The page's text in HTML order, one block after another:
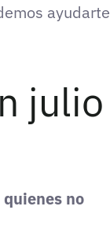
ayudarte
julio
quienes no